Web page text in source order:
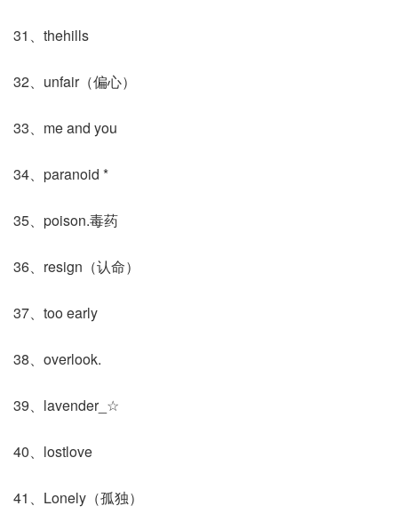
31、thehills
32、unfair（偏心）
33、me and you
34、paranoid *
35、poison.毒药
36、resign（认命）
37、too early
38、overlook.
39、lavender_☆
40、lostlove
41、Lonely（孤独）